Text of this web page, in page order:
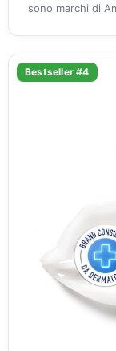
sono marchi di
Bestseller #4